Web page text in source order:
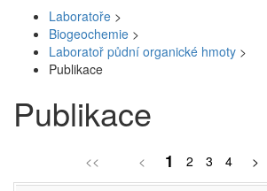
Laboratoře >
Biogeochemie >
Laboratoř půdní organické hmoty >
Publikace
Publikace
<< < 1 2 3 4 >